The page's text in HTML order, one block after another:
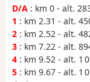
D/A : km 0 - alt.
1 : km 2.31 - alt.
2 : km 2.52 - alt.
3 : km 7.22 - alt.
4 : km 9.52 - alt. 1
5 : km 9.67 - alt. 1